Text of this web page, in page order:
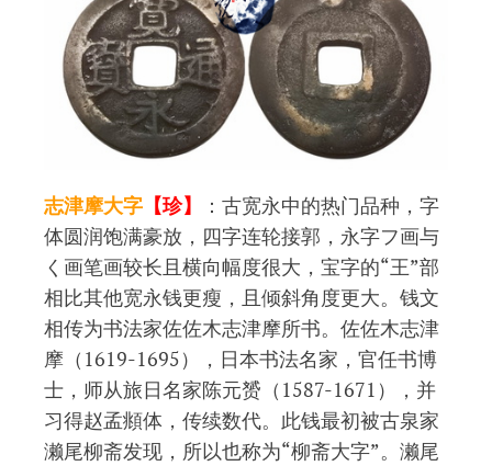
志津摩大字 【珍】
：古宽永中的热门品种，字
体圆润饱满豪放，四字连轮接郭，永字フ画与
く画笔画较长且横向幅度很大，宝字的“王”部
相比其他宽永钱更瘦，且倾斜角度更大。钱文
相传为书法家佐佐木志津摩所书。佐佐木志津
摩（1619-1695），日本书法名家，官任书博
士，师从旅日名家陈元赟（1587-1671），并
习得赵孟頫体，传续数代。此钱最初被古泉家
濑尾柳斋发现，所以也称为“柳斋大字”。濑尾